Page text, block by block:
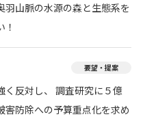
羽山脈の水源の森と生態系を
要望・提案
く反対し、 調査研究に５億
防除への予算重点化を求め